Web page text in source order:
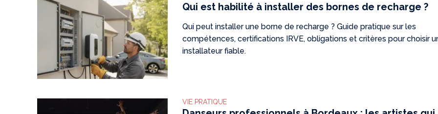
Qui est habilité à installer des bornes de recharge ?
Qui peut installer une borne de recharge ? Guide pratique sur les
compétences, certifications IRVE, obligations et critères pour choisir
installateur fiable.
VIE PRATIQUE